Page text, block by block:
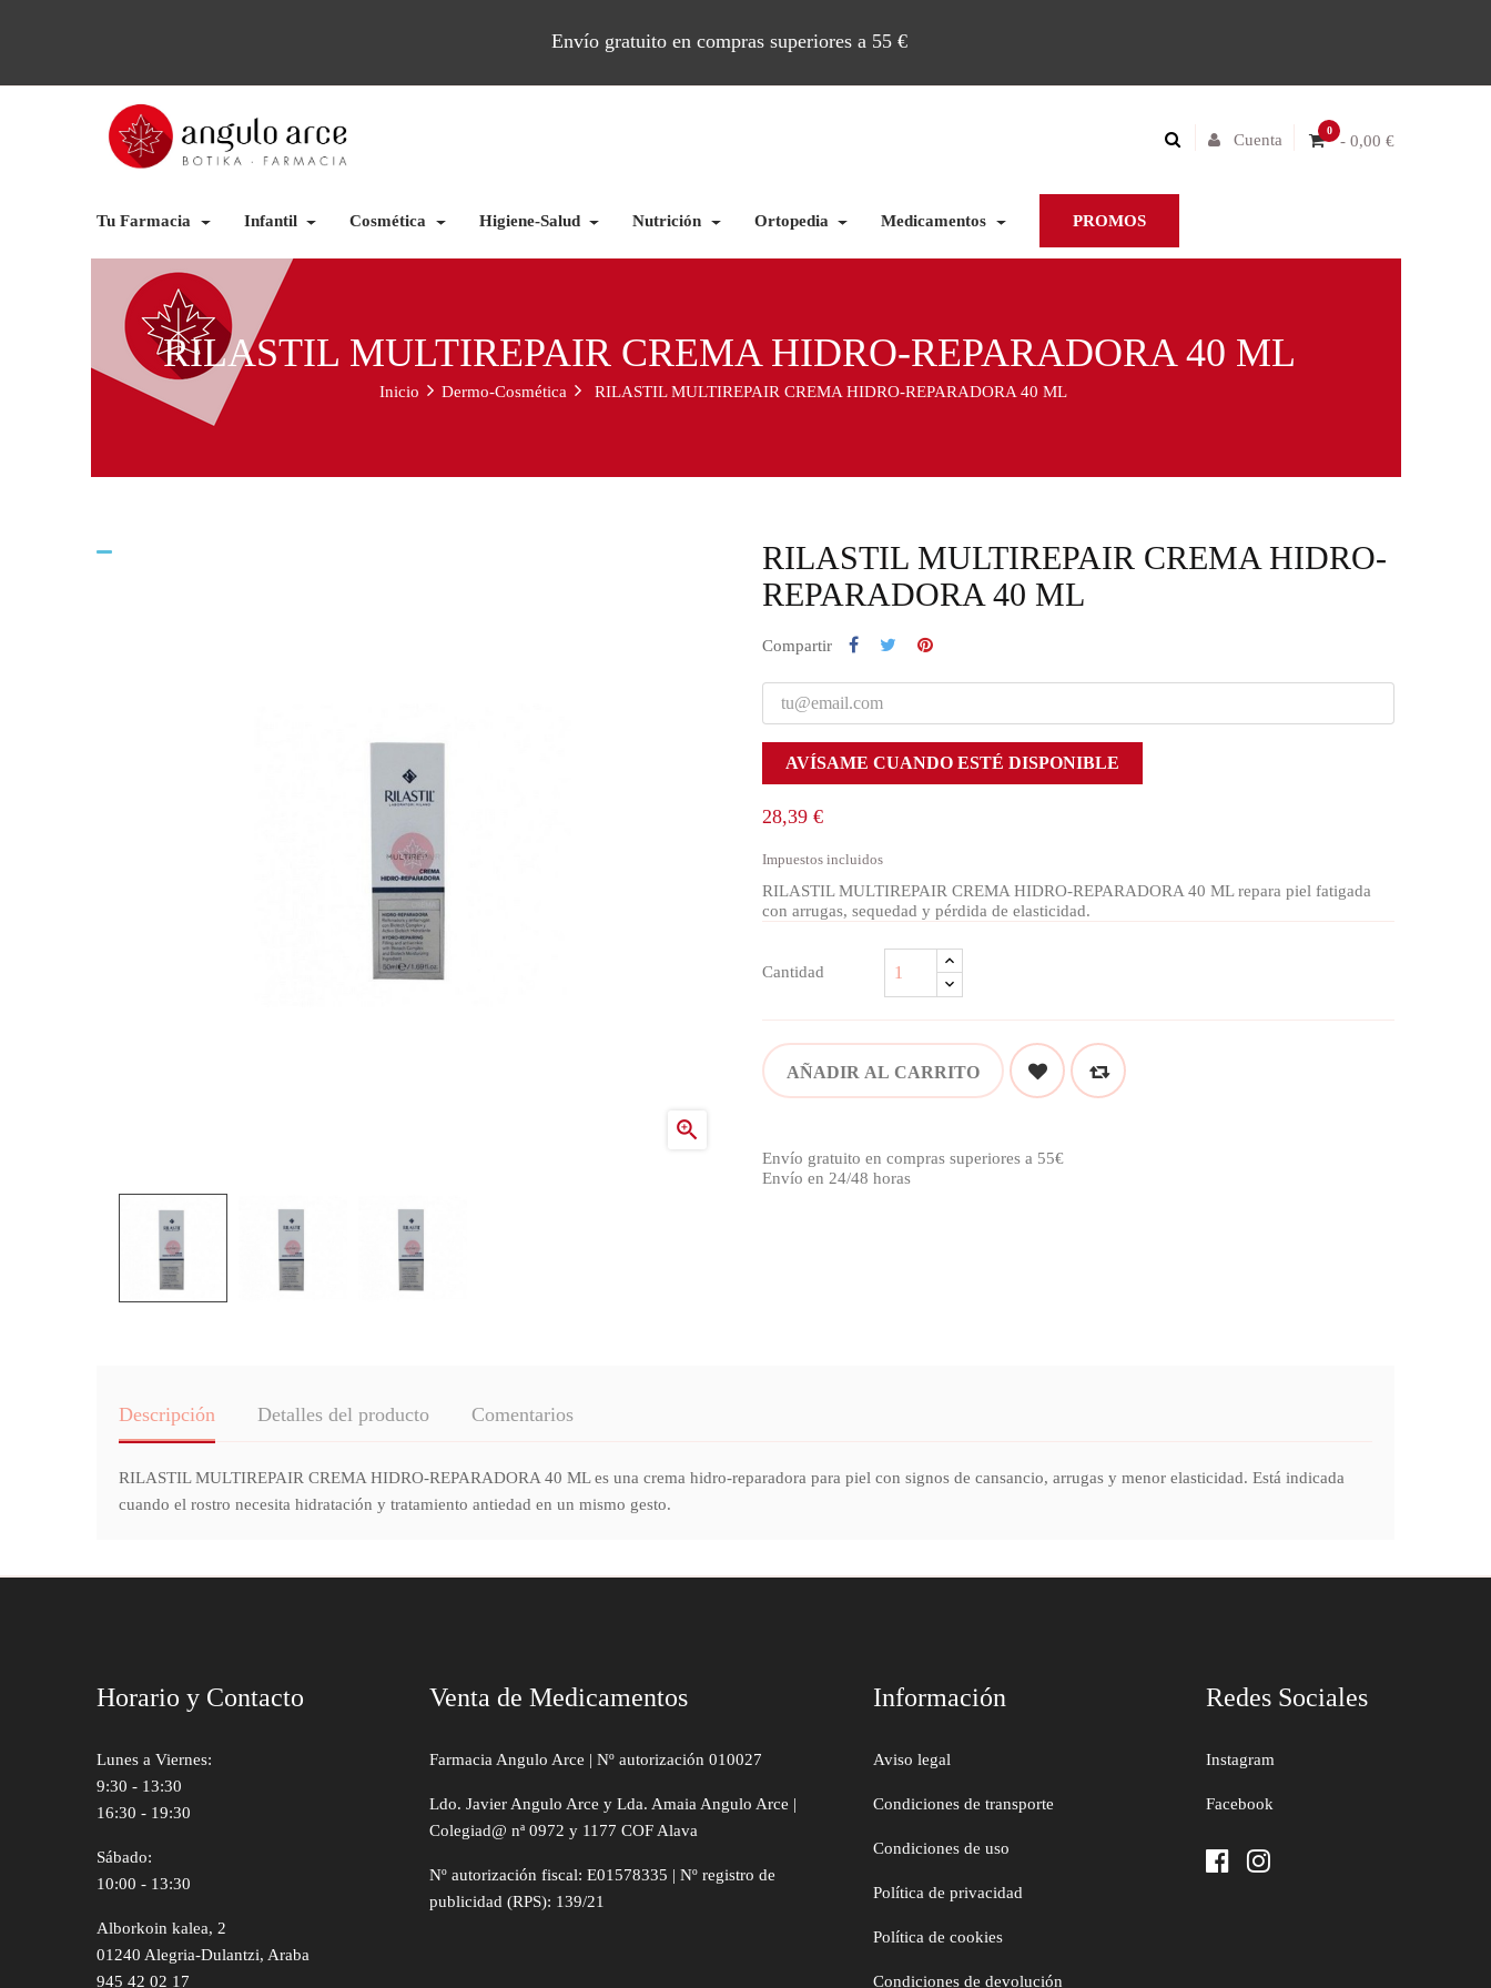
Envío gratuito en compras superiores a 55 €
0
- 0,00 €
Cuenta
Tu Farmacia Infantil Cosmética Higiene-Salud Nutrición Ortopedia Medicamentos PROMOS
RILASTIL MULTIREPAIR CREMA HIDRO-REPARADORA 40 ML
Inicio Dermo-Cosmética RILASTIL MULTIREPAIR CREMA HIDRO-REPARADORA 40 ML

RILASTIL MULTIREPAIR CREMA HIDRO-
REPARADORA 40 ML
Compartir
AVÍSAME CUANDO ESTÉ DISPONIBLE
28,39 €
Impuestos incluidos
RILASTIL MULTIREPAIR CREMA HIDRO-REPARADORA 40 ML repara piel fatigada
con arrugas, sequedad y pérdida de elasticidad.
Cantidad
AÑADIR AL CARRITO
Envío gratuito en compras superiores a 55€
Envío en 24/48 horas
Descripción Detalles del producto Comentarios
RILASTIL MULTIREPAIR CREMA HIDRO-REPARADORA 40 ML es una crema hidro-reparadora para piel con signos de cansancio, arrugas y menor elasticidad. Está indicada
cuando el rostro necesita hidratación y tratamiento antiedad en un mismo gesto.
Horario y Contacto
Lunes a Viernes:
9:30 - 13:30
16:30 - 19:30
Sábado:
10:00 - 13:30
Alborkoin kalea, 2
01240 Alegria-Dulantzi, Araba
945 42 02 17
Venta de Medicamentos
Farmacia Angulo Arce | Nº autorización 010027
Ldo. Javier Angulo Arce y Lda. Amaia Angulo Arce |
Colegiad@ nª 0972 y 1177 COF Alava
Nº autorización fiscal: E01578335 | Nº registro de
publicidad (RPS): 139/21
Información
Aviso legal
Condiciones de transporte
Condiciones de uso
Política de privacidad
Política de cookies
Condiciones de devolución
Redes Sociales
Instagram
Facebook